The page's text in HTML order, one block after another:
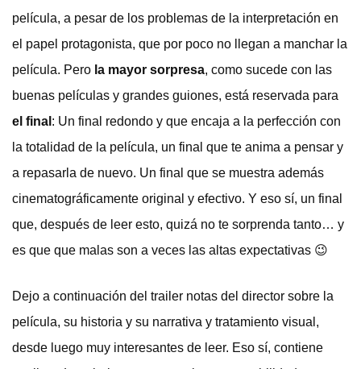
película, a pesar de los problemas de la interpretación en
el papel protagonista, que por poco no llegan a manchar la
película. Pero la mayor sorpresa, como sucede con las
buenas películas y grandes guiones, está reservada para
el final : Un final redondo y que encaja a la perfección con
la totalidad de la película, un final que te anima a pensar y
a repasarla de nuevo. Un final que se muestra además
cinematográficamente original y efectivo. Y eso sí, un final
que, después de leer esto, quizá no te sorprenda tanto… y
es que que malas son a veces las altas expectativas 😉
Dejo a continuación del trailer notas del director sobre la
película, su historia y su narrativa y tratamiento visual,
desde luego muy interesantes de leer. Eso sí, contiene